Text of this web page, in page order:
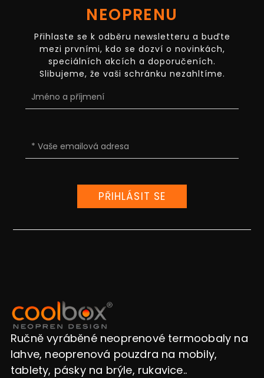
NEOPRENU
Přihlaste se k odběru newsletteru a buďte
mezi prvními, kdo se dozví o novinkách,
speciálních akcích a doporučeních.
Slibujeme, že vaši schránku nezahltíme.
PŘIHLÁSIT SE
Ručně vyráběné neoprenové termoobaly na
lahve, neoprenová pouzdra na mobily,
tablety, pásky na brýle, rukavice..